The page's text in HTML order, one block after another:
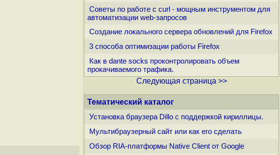
Советы по работе с curl - мощным инструментом для
автоматизации web-запросов
Создание локального сервера обновлений для Firefox
3 способа оптимизации работы Firefox
Как в dante socks проконтролировать объем
прокачиваемого трафика.
Следующая страница >>
Тематический каталог
Установка браузера Dillo с поддержкой кириллицы.
Мультибраузерный сайт или как его сделать
Обзор RIA-платформы Native Client от Google